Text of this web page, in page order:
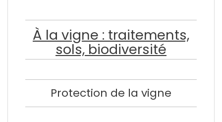
À la vigne : traitements,
sols, biodiversité
Protection de la vigne